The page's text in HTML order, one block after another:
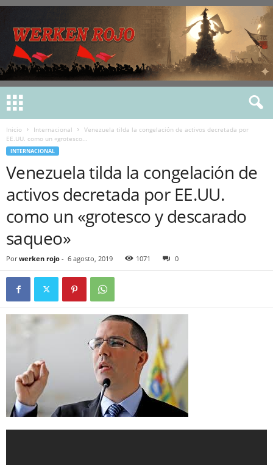
Inicio Internacional
Venezuela tilda la congelación de activos decretada por
EE.UU. como un «grotesco...
INTERNACIONAL
Venezuela tilda la congelación de
activos decretada por EE.UU.
como un «grotesco y descarado
saqueo»
Por werken rojo - 6 agosto, 2019 1071 0